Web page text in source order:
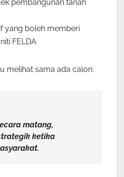
pembangunan tanah
yang boleh memberi
FELDA
melihat sama ada calon:
matang,
ketika